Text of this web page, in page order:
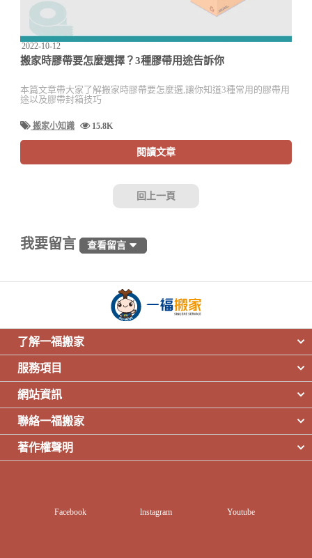
2022-10-12
搬家時膠帶要怎麼選擇？3種膠帶用途告訴你
本篇文章帶大家了解搬家時膠帶要怎麼選,讓你知道3種常用的膠帶用
途以及膠帶封箱技巧
搬家小知識 15.8K
閱讀文章
回上一頁
我要留言 查看留言
了解一福搬家
服務項目
網站資訊
聯絡一福搬家
著作權聲明
Facebook lnstagram Youtube